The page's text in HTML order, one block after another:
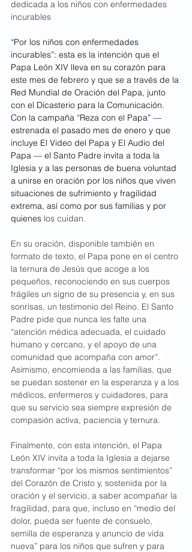
dedicada a los niños con enfermedades
incurables
“Por los niños con enfermedades
incurables”: esta es la intención que el
Papa León XIV lleva en su corazón para
este mes de febrero y que se a través de la
Red Mundial de Oración del Papa, junto
con el Dicasterio para la Comunicación.
Con la campaña “Reza con el Papa” —
estrenada el pasado mes de enero y que
incluye El Video del Papa y El Audio del
Papa — el Santo Padre invita a toda la
Iglesia y a las personas de buena voluntad
a unirse en oración por los niños que viven
situaciones de sufrimiento y fragilidad
extrema, así como por sus familias y por
quienes los cuidan.
En su oración, disponible también en
formato de texto, el Papa pone en el centro
la ternura de Jesús que acoge a los
pequeños, reconociendo en sus cuerpos
frágiles un signo de su presencia y, en sus
sonrisas, un testimonio del Reino. El Santo
Padre pide que nunca les falte una
“atención médica adecuada, el cuidado
humano y cercano, y el apoyo de una
comunidad que acompaña con amor”.
Asimismo, encomienda a las familias, que
se puedan sostener en la esperanza y a los
médicos, enfermeros y cuidadores, para
que su servicio sea siempre expresión de
compasión activa, paciencia y ternura.
Finalmente, con esta intención, el Papa
León XIV invita a toda la Iglesia a dejarse
transformar “por los mismos sentimientos”
del Corazón de Cristo y, sostenida por la
oración y el servicio, a saber acompañar la
fragilidad, para que, incluso en “medio del
dolor, pueda ser fuente de consuelo,
semilla de esperanza y anuncio de vida
nueva” para los niños que sufren y para